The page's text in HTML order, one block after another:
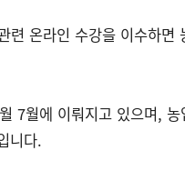
련 온라인 수강을 이수하면
7월에 이뤄지고 있으며,
니다.